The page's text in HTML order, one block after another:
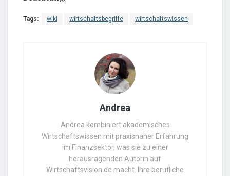
Tags: wiki wirtschaftsbegriffe wirtschaftswissen
Andrea
Andrea kombiniert akademisches
Wirtschaftswissen mit praxisnaher Erfahrung
im Finanzsektor, was sie zu einer
herausragenden Autorin auf
Wirtschaftsvision.de macht. Ihre berufliche